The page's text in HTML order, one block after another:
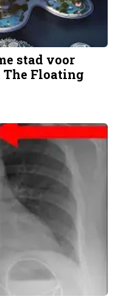
stad voor
The Floating